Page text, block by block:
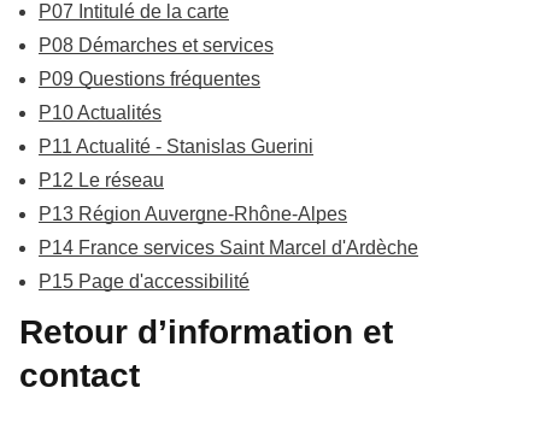
P07 Intitulé de la carte
P08 Démarches et services
P09 Questions fréquentes
P10 Actualités
P11 Actualité - Stanislas Guerini
P12 Le réseau
P13 Région Auvergne-Rhône-Alpes
P14 France services Saint Marcel d'Ardèche
P15 Page d'accessibilité
Retour d’information et
contact